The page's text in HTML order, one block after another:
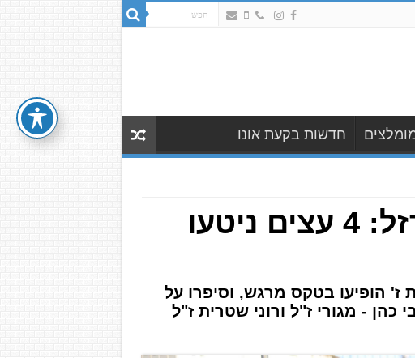
חדשות בקעת אונו
לזכר הבוגרים שנפלו ונרצחו בחרבות ברזל: 4 עצים ניטעו
ז' הופיעו בטקס מרגש, וסיפרו על
כהן - מגורי ז"ל ורוני שטרית ז"ל